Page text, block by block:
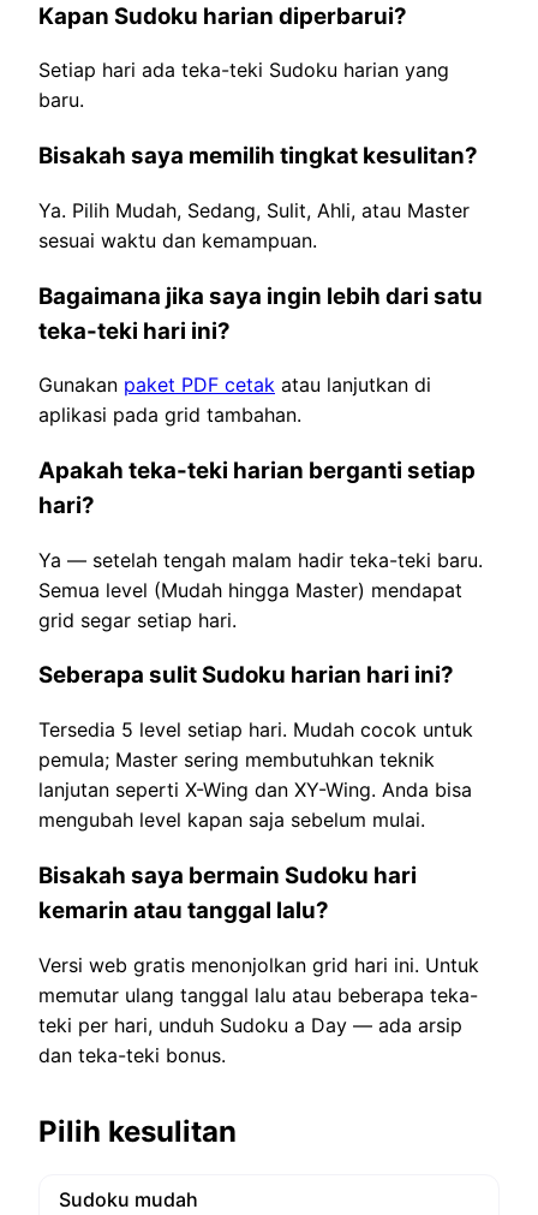
Kapan Sudoku harian diperbarui?
Setiap hari ada teka-teki Sudoku harian yang
baru.
Bisakah saya memilih tingkat kesulitan?
Ya. Pilih Mudah, Sedang, Sulit, Ahli, atau Master
sesuai waktu dan kemampuan.
Bagaimana jika saya ingin lebih dari satu
teka-teki hari ini?
Gunakan paket PDF cetak atau lanjutkan di
aplikasi pada grid tambahan.
Apakah teka-teki harian berganti setiap
hari?
Ya — setelah tengah malam hadir teka-teki baru.
Semua level (Mudah hingga Master) mendapat
grid segar setiap hari.
Seberapa sulit Sudoku harian hari ini?
Tersedia 5 level setiap hari. Mudah cocok untuk
pemula; Master sering membutuhkan teknik
lanjutan seperti X-Wing dan XY-Wing. Anda bisa
mengubah level kapan saja sebelum mulai.
Bisakah saya bermain Sudoku hari
kemarin atau tanggal lalu?
Versi web gratis menonjolkan grid hari ini. Untuk
memutar ulang tanggal lalu atau beberapa teka-
teki per hari, unduh Sudoku a Day — ada arsip
dan teka-teki bonus.
Pilih kesulitan
Sudoku mudah